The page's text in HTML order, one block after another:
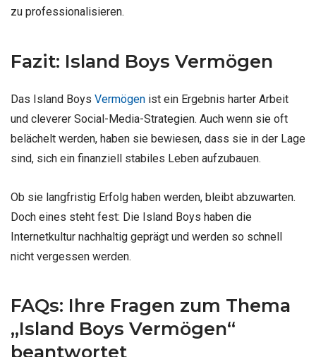
zu professionalisieren.
Fazit: Island Boys Vermögen
Das Island Boys Vermögen ist ein Ergebnis harter Arbeit
und cleverer Social-Media-Strategien. Auch wenn sie oft
belächelt werden, haben sie bewiesen, dass sie in der Lage
sind, sich ein finanziell stabiles Leben aufzubauen.
Ob sie langfristig Erfolg haben werden, bleibt abzuwarten.
Doch eines steht fest: Die Island Boys haben die
Internetkultur nachhaltig geprägt und werden so schnell
nicht vergessen werden.
FAQs: Ihre Fragen zum Thema
„Island Boys Vermögen“
beantwortet